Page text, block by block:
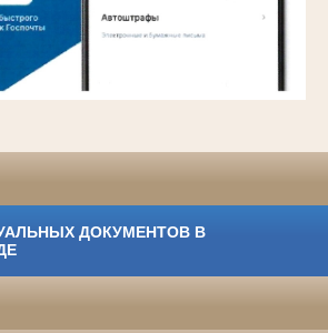
ДОКУМЕНТОВ В